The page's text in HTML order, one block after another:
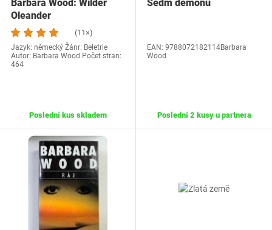
Barbara Wood: Wilder
Oleander
(11×)
Jazyk: německý Žánr: Beletrie
Autor: Barbara Wood Počet stran:
464
Poslední kus skladem
Sedm démonů
EAN: 9788072182114Barbara
Wood
Poslední 2 kusy u partnera